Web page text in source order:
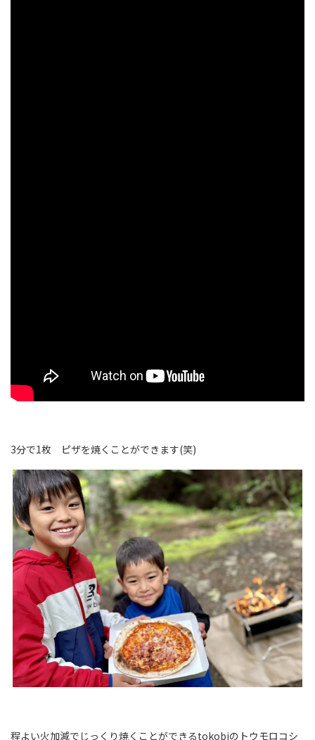
3分で1枚 ピザを焼くことができます(笑)
程よい火加減でじっくり焼くことができるtokobiのトウモロコシ